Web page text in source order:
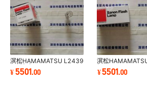
滨松HAMAMATSU L2439
闪烁氙灯
¥5501.00
滨松
灯 L2439
¥5501.00